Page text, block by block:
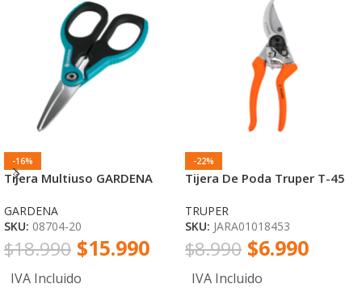
-16%
Tijera Multiuso GARDENA
GARDENA
SKU: 08704-20
$18.990 $15.990
IVA Incluido
-22%
Tijera De Poda Truper T-45
TRUPER
SKU: JARA01018453
$8.990 $6.990
IVA Incluido